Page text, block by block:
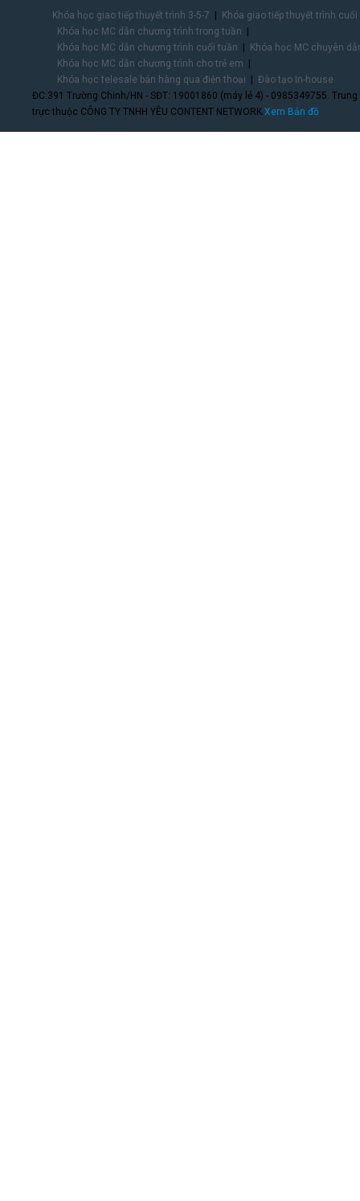
Khóa học giao tiếp thuyết trình 3-5-7
Khóa giao tiếp thuyết trình
Khóa học MC dẫn chương trình trong tuần
Khóa học MC dẫn chương trình cuối tuần
Khóa học MC chuyên
Khóa học MC dẫn chương trình cho trẻ em
Khóa học telesale bán hàng qua điện thoại
Đào tạo In-house
ĐC:391 Trường Chinh/HN - SĐT: 19001860 (máy lẻ 4) - 0985349755.
trực thuộc CÔNG TY TNHH YÊU CONTENT NETWORK.Xem Bản đồ